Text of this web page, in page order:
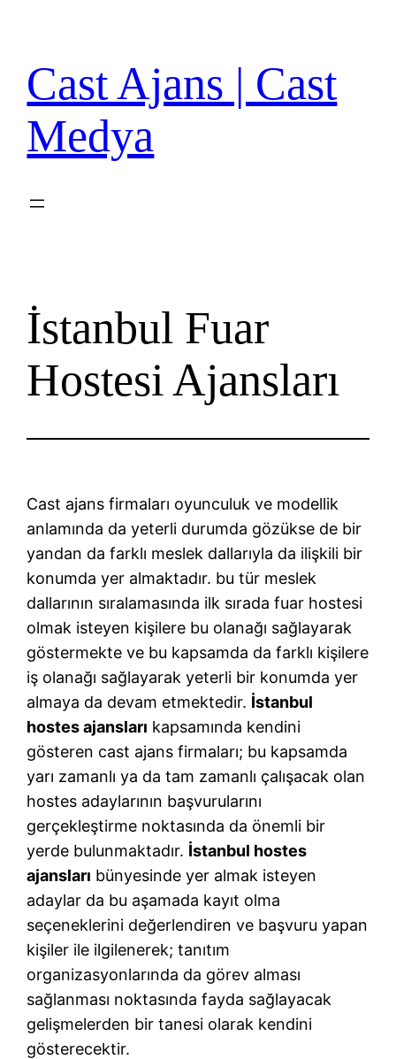
Cast Ajans | Cast
Medya
İstanbul Fuar
Hostesi Ajansları
Cast ajans firmaları oyunculuk ve modellik
anlamında da yeterli durumda gözükse de bir
yandan da farklı meslek dallarıyla da ilişkili bir
konumda yer almaktadır. bu tür meslek
dallarının sıralamasında ilk sırada fuar hostesi
olmak isteyen kişilere bu olanağı sağlayarak
göstermekte ve bu kapsamda da farklı kişilere
iş olanağı sağlayarak yeterli bir konumda yer
almaya da devam etmektedir. İstanbul
hostes ajansları kapsamında kendini
gösteren cast ajans firmaları; bu kapsamda
yarı zamanlı ya da tam zamanlı çalışacak olan
hostes adaylarının başvurularını
gerçekleştirme noktasında da önemli bir
yerde bulunmaktadır. İstanbul hostes
ajansları bünyesinde yer almak isteyen
adaylar da bu aşamada kayıt olma
seçeneklerini değerlendiren ve başvuru yapan
kişiler ile ilgilenerek; tanıtım
organizasyonlarında da görev alması
sağlanması noktasında fayda sağlayacak
gelişmelerden bir tanesi olarak kendini
gösterecektir.